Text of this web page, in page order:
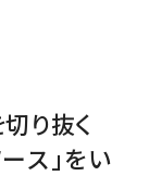
り抜く
ス」をい